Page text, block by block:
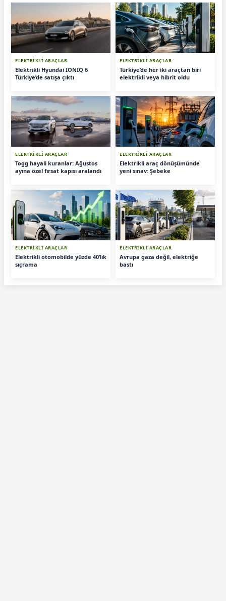
ELEKTRİKLİ ARAÇLAR
Elektrikli Hyundai IONIQ 6
Türkiye’de satışa çıktı
ELEKTRİKLİ ARAÇLAR
Türkiye’de her iki araçtan biri
elektrikli veya hibrit oldu
ELEKTRİKLİ ARAÇLAR
Togg hayali kuranlar: Ağustos
ayına özel fırsat kapısı aralandı
ELEKTRİKLİ ARAÇLAR
Elektrikli araç dönüşümünde
yeni sınav: Şebeke
ELEKTRİKLİ ARAÇLAR
Elektrikli otomobilde yüzde 40’lık
sıçrama
ELEKTRİKLİ ARAÇLAR
Avrupa gaza değil, elektriğe
bastı